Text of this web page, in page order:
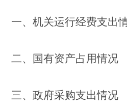
一、机关运行经费支出
二、国有资产占用情况
三、政府采购支出情况